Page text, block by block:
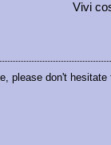
Vivi
please don't